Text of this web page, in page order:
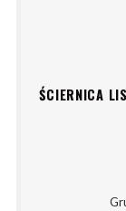
ŚCIERNICA